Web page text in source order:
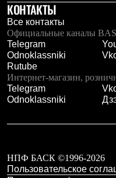
КОНТАКТЫ
Все контакты
Официальные каналы
Telegram
Odnoklassniki
Rutube
Интернет-магазин,
Telegram
Odnoklassniki
НПФ БАСК ©1996-2026
Пользовательское